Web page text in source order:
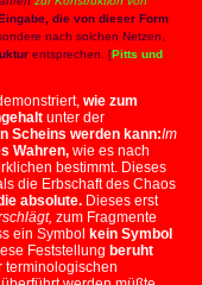
die von dieser Form
nach solchen Netzen,
entsprechen. [Pitts und
wie zum
unter der
Scheins werden kann:Im
Wahren, wie es nach
bestimmt. Dieses
die Erbschaft des Chaos
absolute. Dieses erst
zum Fragmente
ein Symbol kein Symbol
Feststellung beruht
terminologischen